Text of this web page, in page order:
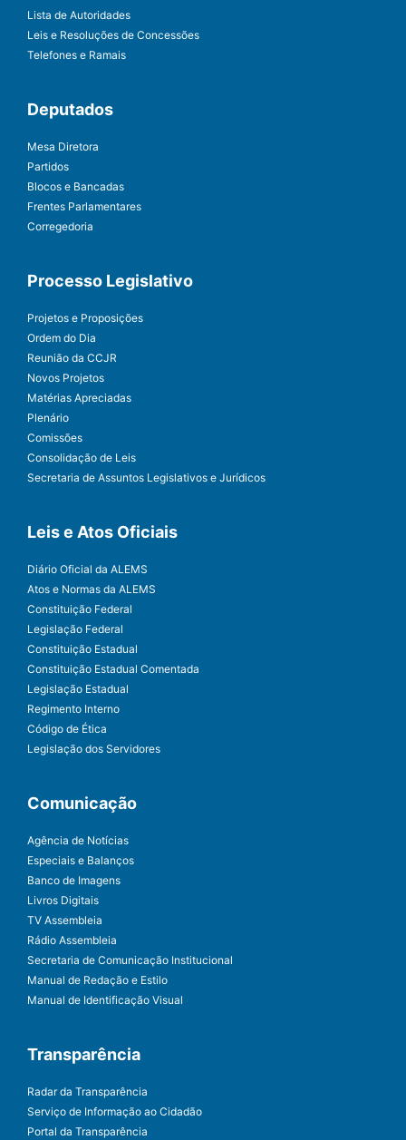
Lista de Autoridades
Leis e Resoluções de Concessões
Telefones e Ramais
Deputados
Mesa Diretora
Partidos
Blocos e Bancadas
Frentes Parlamentares
Corregedoria
Processo Legislativo
Projetos e Proposições
Ordem do Dia
Reunião da CCJR
Novos Projetos
Matérias Apreciadas
Plenário
Comissões
Consolidação de Leis
Secretaria de Assuntos Legislativos e Jurídicos
Leis e Atos Oficiais
Diário Oficial da ALEMS
Atos e Normas da ALEMS
Constituição Federal
Legislação Federal
Constituição Estadual
Constituição Estadual Comentada
Legislação Estadual
Regimento Interno
Código de Ética
Legislação dos Servidores
Comunicação
Agência de Notícias
Especiais e Balanços
Banco de Imagens
Livros Digitais
TV Assembleia
Rádio Assembleia
Secretaria de Comunicação Institucional
Manual de Redação e Estilo
Manual de Identificação Visual
Transparência
Radar da Transparência
Serviço de Informação ao Cidadão
Portal da Transparência